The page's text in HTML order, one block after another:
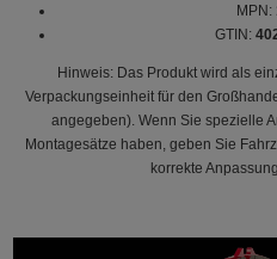
MPN:
GTIN:
Hinweis: Das Produkt wird als
Verpackungseinheit für den
angegeben). Wenn Sie spezielle
Montagesätze haben, geben Sie
korrekte